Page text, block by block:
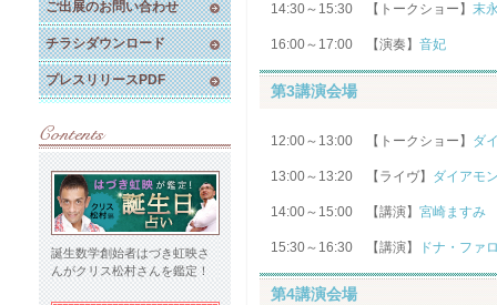
14:30～15:30 【トークショー】 末
16:00～17:00 【演奏】 音妃
第3講演会場
12:00～13:00 【トークショー】 ダ
13:00～13:20 【ライヴ】 ダイアモ
14:00～15:00 【講演】 宮崎ますみ
15:30～16:30 【講演】 ドナ・ファ
第4講演会場
ご出展のお問い合わせ
チラシダウンロード
プレスリリースPDF
誕生数学創始者はづき虹映さ
んがクリス松村さんを鑑定！